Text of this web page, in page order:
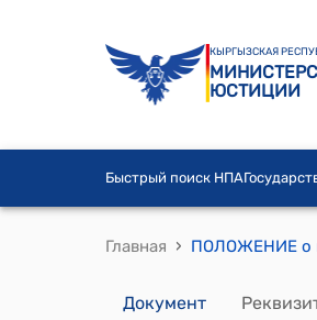
КЫРГЫЗСКАЯ
ЮСТИЦИИ
Быстрый поиск НПА
Главная ›
Документ